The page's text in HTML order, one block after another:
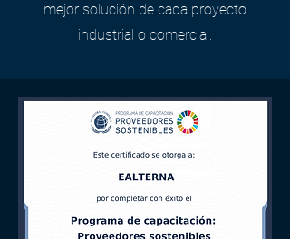
mejor solución de cada proyecto
industrial o comercial.